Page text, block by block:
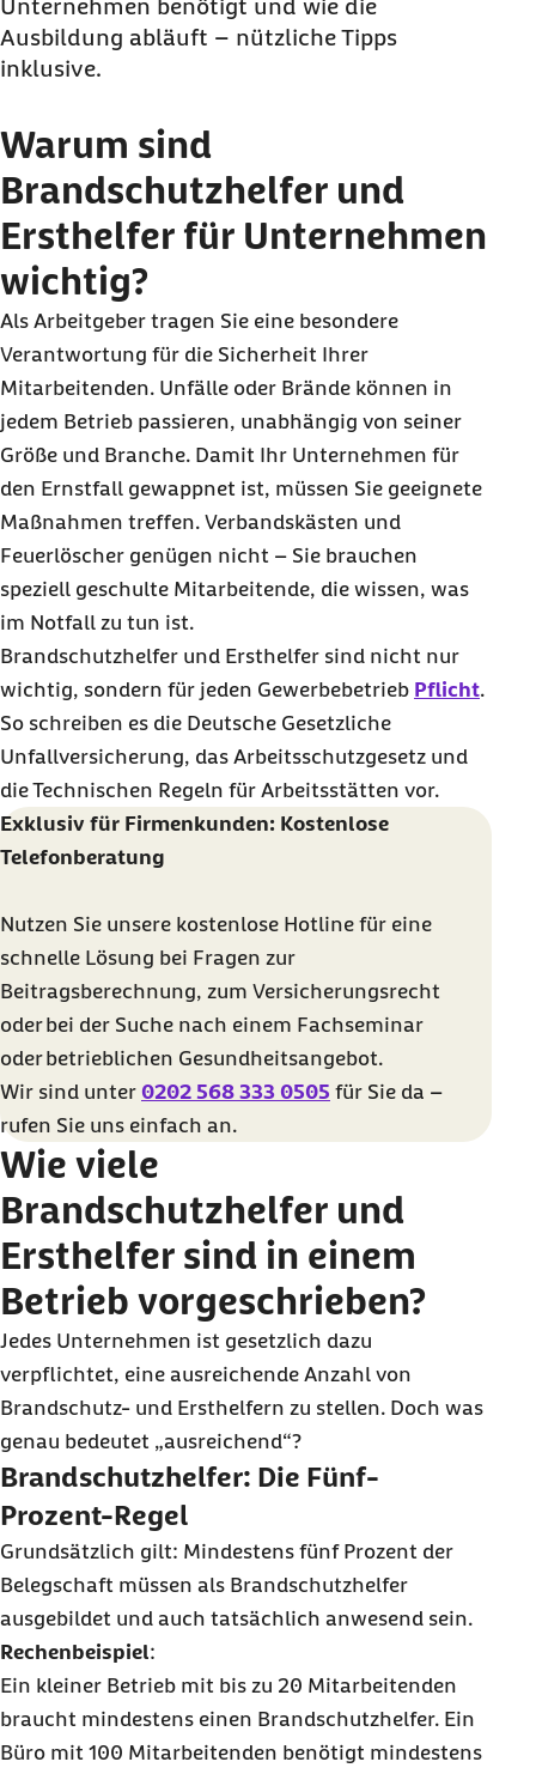
Können Mitarbeitende gleichzeitig
Brandschutz- und Ersthelfer sein?
Unternehmen benötigt und wie die
Ausbildung abläuft – nützliche Tipps
inklusive.
Warum sind
Brandschutzhelfer und
Ersthelfer für Unternehmen
wichtig?
Als Arbeitgeber tragen Sie eine besondere
Verantwortung für die Sicherheit Ihrer
Mitarbeitenden. Unfälle oder Brände können in
jedem Betrieb passieren, unabhängig von seiner
Größe und Branche. Damit Ihr Unternehmen für
den Ernstfall gewappnet ist, müssen Sie geeignete
Maßnahmen treffen. Verbandskästen und
Feuerlöscher genügen nicht – Sie brauchen
speziell geschulte Mitarbeitende, die wissen, was
im Notfall zu tun ist.
Brandschutzhelfer und Ersthelfer sind nicht nur
wichtig, sondern für jeden Gewerbebetrieb Pflicht.
So schreiben es die Deutsche Gesetzliche
Unfallversicherung, das Arbeitsschutzgesetz und
die Technischen Regeln für Arbeitsstätten vor.
Exklusiv für Firmenkunden: Kostenlose
Telefonberatung
Nutzen Sie unsere kostenlose Hotline für eine
schnelle Lösung bei Fragen zur
Beitragsberechnung, zum Versicherungsrecht
oder bei der Suche nach einem Fachseminar
oder betrieblichen Gesundheitsangebot.
Wir sind unter 0202 568 333 0505 für Sie da –
rufen Sie uns einfach an.
Wie viele
Brandschutzhelfer und
Ersthelfer sind in einem
Betrieb vorgeschrieben?
Jedes Unternehmen ist gesetzlich dazu
verpflichtet, eine ausreichende Anzahl von
Brandschutz- und Ersthelfern zu stellen. Doch was
genau bedeutet „ausreichend“?
Brandschutzhelfer: Die Fünf-
Prozent-Regel
Grundsätzlich gilt: Mindestens fünf Prozent der
Belegschaft müssen als Brandschutzhelfer
ausgebildet und auch tatsächlich anwesend sein.
Rechenbeispiel:
Ein kleiner Betrieb mit bis zu 20 Mitarbeitenden
braucht mindestens einen Brandschutzhelfer. Ein
Büro mit 100 Mitarbeitenden benötigt mindestens